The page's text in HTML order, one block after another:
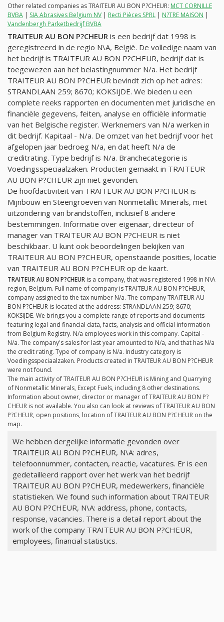
Other related companies as TRAITEUR AU BON P?CHEUR: MCT CORNILLE
BVBA | SIA Abrasives Belgium NV | Recti Pièces SPRL | N?TRE MAISON |
Vandenbergh Parketbedrijf BVBA
TRAITEUR AU BON P?CHEUR is een bedrijf dat 1998 is
geregistreerd in de regio N\A, België. De volledige naam van
het bedrijf is TRAITEUR AU BON P?CHEUR, bedrijf dat is
toegewezen aan het belastingnummer N/a. Het bedrijf
TRAITEUR AU BON P?CHEUR bevindt zich op het adres:
STRANDLAAN 259; 8670; KOKSIJDE. We bieden u een
complete reeks rapporten en documenten met juridische en
financiële gegevens, feiten, analyse en officiële informatie
van het Belgische register. Werknemers van N/a werken in
dit bedrijf. Kapitaal - N/a. De omzet van het bedrijf voor het
afgelopen jaar bedroeg N/a, en dat heeft N/a de
creditrating. Type bedrijf is N/a. Branchecategorie is
Voedingsspeciaalzaken. Producten gemaakt in TRAITEUR
AU BON P?CHEUR zijn niet gevonden.
De hoofdactiviteit van TRAITEUR AU BON P?CHEUR is
Mijnbouw en Steengroeven van Nonmetallic Minerals, met
uitzondering van brandstoffen, inclusief 8 andere
bestemmingen. Informatie over eigenaar, directeur of
manager van TRAITEUR AU BON P?CHEUR is niet
beschikbaar. U kunt ook beoordelingen bekijken van
TRAITEUR AU BON P?CHEUR, openstaande posities, locatie
van TRAITEUR AU BON P?CHEUR op de kaart.
TRAITEUR AU BON P?CHEUR is a company, that was registered 1998 in N\A
region, Belgium. Full name of company is TRAITEUR AU BON P?CHEUR,
company assigned to the tax number N/a. The company TRAITEUR AU
BON P?CHEUR is located at the address: STRANDLAAN 259; 8670;
KOKSIJDE. We brings you a complete range of reports and documents
featuring legal and financial data, facts, analysis and official information
from Belgium Registry. N/a employees work in this company. Capital -
N/a. The company's sales for last year amounted to N/a, and that has N/a
the credit rating. Type of company is N/a. Industry category is
Voedingsspeciaalzaken. Products created in TRAITEUR AU BON P?CHEUR
were not found.
The main activity of TRAITEUR AU BON P?CHEUR is Mining and Quarrying
of Nonmetallic Minerals, Except Fuels, including 8 other destinations.
Information about owner, director or manager of TRAITEUR AU BON P?
CHEUR is not available. You also can look at reviews of TRAITEUR AU BON
P?CHEUR, open positions, location of TRAITEUR AU BON P?CHEUR on the
map.
We hebben dergelijke informatie gevonden over
TRAITEUR AU BON P?CHEUR, N\A: adres,
telefoonnummer, contacten, reactie, vacatures. Er is een
gedetailleerd rapport over het werk van het bedrijf
TRAITEUR AU BON P?CHEUR, medewerkers, financiële
statistieken. We found such information about TRAITEUR
AU BON P?CHEUR, N\A: address, phone, contacts,
response, vacancies. There is a detail report about the
work of the company TRAITEUR AU BON P?CHEUR,
employees, financial statistics.